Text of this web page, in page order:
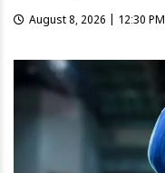
August 8, 2026 | 12:30 PM